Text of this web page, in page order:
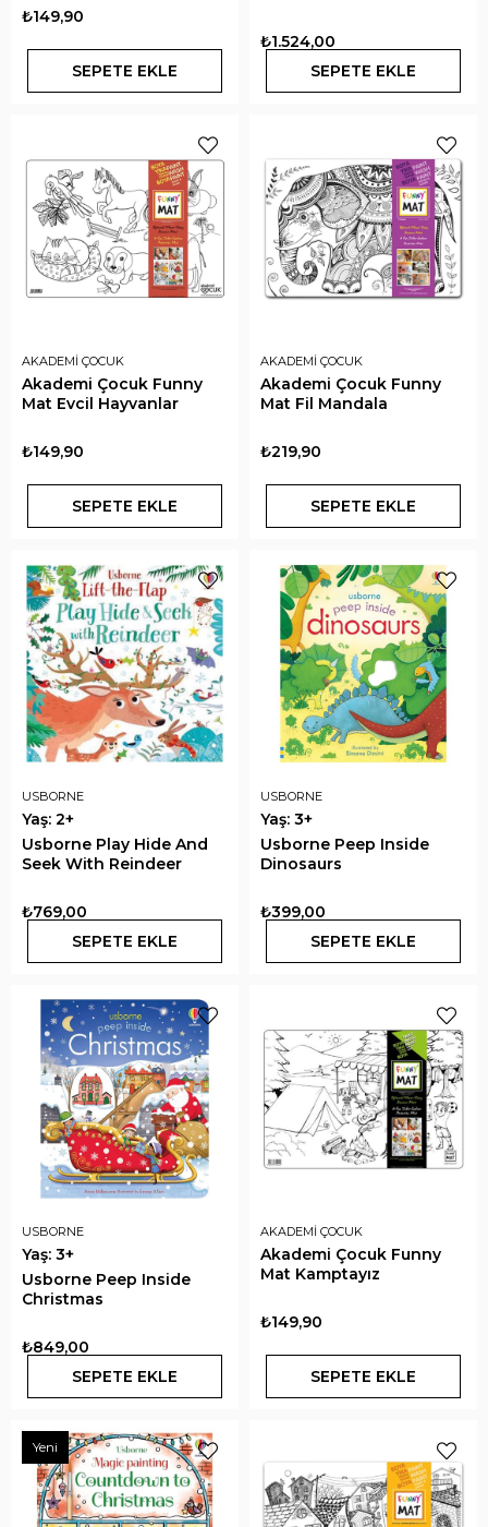
₺149,90
SEPETE EKLE
₺1.524,00
SEPETE EKLE
AKADEMİ ÇOCUK
Akademi Çocuk Funny
Mat Evcil Hayvanlar
₺149,90
SEPETE EKLE
AKADEMİ ÇOCUK
Akademi Çocuk Funny
Mat Fil Mandala
₺219,90
SEPETE EKLE
USBORNE
Yaş: 2+
Usborne Play Hide And
Seek With Reindeer
₺769,00
SEPETE EKLE
USBORNE
Yaş: 3+
Usborne Peep Inside
Dinosaurs
₺399,00
SEPETE EKLE
USBORNE
Yaş: 3+
Usborne Peep Inside
Christmas
₺849,00
SEPETE EKLE
AKADEMİ ÇOCUK
Akademi Çocuk Funny
Mat Kamptayız
₺149,90
SEPETE EKLE
Yeni